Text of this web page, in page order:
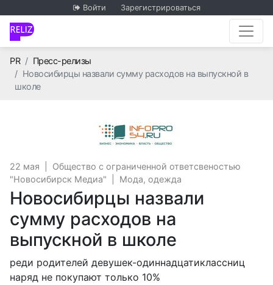
Войти Зарегистрироваться
PRГлавная
Пресс-релизы
Новосибирцы назвали сумму расходов на выпускной в
школе
22 мая
Общество с ограниченной ответсвеностью
"Новосибирск Медиа"
Мода, одежда
Новосибирцы назвали
сумму расходов на
выпускной в школе
реди родителей девушек-одиннадцатиклассниц
наряд не покупают только 10%